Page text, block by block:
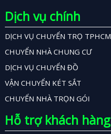
Dịch vụ chính
DỊCH VỤ CHUYỂN TRỌ TPHCM
CHUYỂN NHÀ CHUNG CƯ
DỊCH VỤ CHUYỂN ĐỒ
VẬN CHUYỂN KÉT SẮT
CHUYỂN NHÀ TRỌN GÓI
Hỗ trợ khách hàng